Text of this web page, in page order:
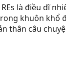
là điều dĩ
khuôn khổ
thân câu